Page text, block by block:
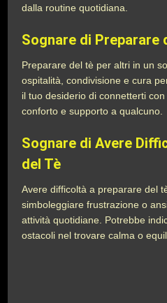
dalla routine quotidiana.
Sognare di Preparare
Preparare del tè per altri in un
ospitalità, condivisione e cura
il tuo desiderio di connetterti
conforto e supporto a qualcuno.
Sognare di Avere
del Tè
Avere difficoltà a preparare del
simboleggiare frustrazione o
attività quotidiane. Potrebbe
ostacoli nel trovare calma o